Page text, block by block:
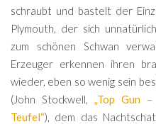
schraubt und bastelt der
Plymouth, der sich
zum schönen Schwan
Erzeuger erkennen ihren
wieder, eben so wenig sein
(John Stockwell,
„Top Gun
Teufel“), dem das